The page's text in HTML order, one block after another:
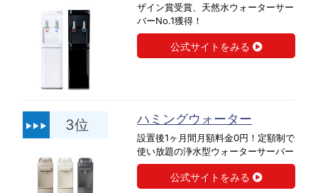
ザイン賞受賞、天然水ウォーターサー
バーNo.1獲得！
公式サイトをみる
3位 ハミングウォーター
設置後1ヶ月間月額料金0円！定額制で
使い放題の浄水型ウォーターサーバー
公式サイトをみる